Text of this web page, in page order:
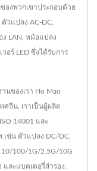
งพวกเขาประกอบด้วย
วแปลง AC-DC,
LAN, หม้อแปลง
อร์ LED ซึ่งได้รับการ
นของเรา Ho Mao
ศจีน. เราเป็นผู้ผลิต
14001 และ
เช่น ตัวแปลง DC/DC,
10/100/1G/2.5G/10G
ละแบตเตอรี่สำรอง.